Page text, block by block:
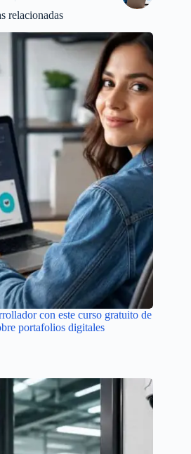
relacionadas
con este curso gratuito de
portafolios digitales